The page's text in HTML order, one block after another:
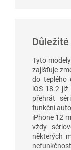
Tyto
zajišťuje
do teplého
iOS 18.2
přehrát
funkční
iPhone 12
vždy
některých